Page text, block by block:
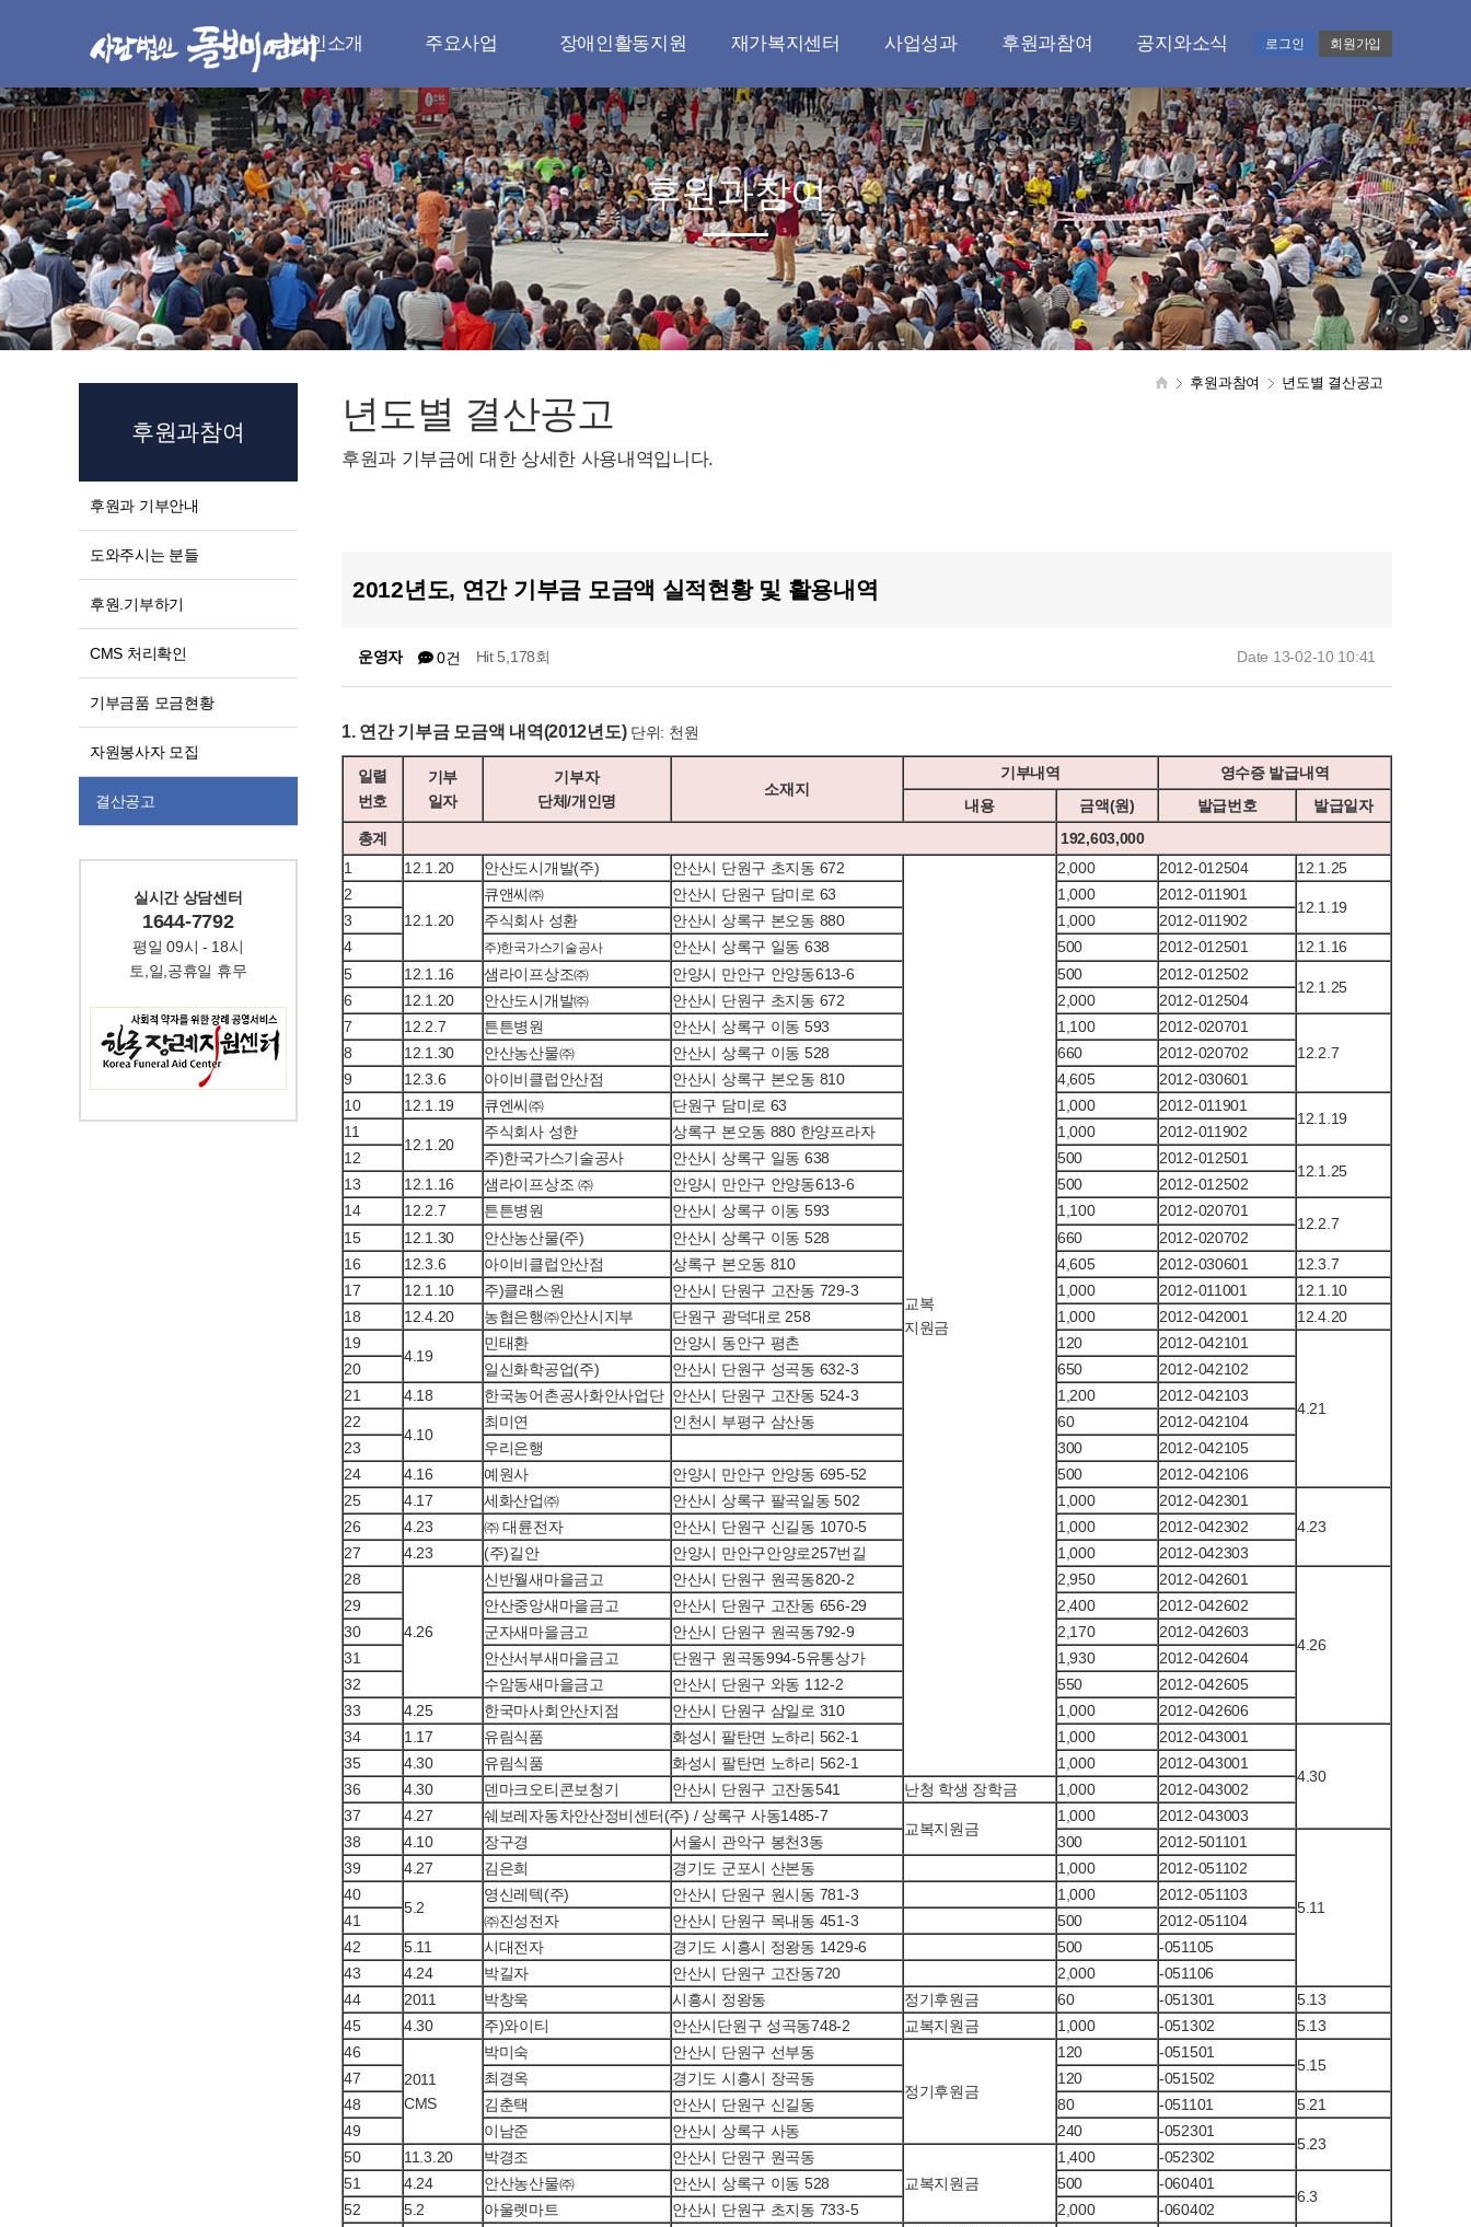
법인소개
법인소개
인사말
취지와 목적
법인 연혁
조직과 임원
로고와 시그니처
오시는 길
주요사업
주요사업
나눔실천사업
청소년 지원
다문화 지원
지역사회 연대
자원봉사정책
장례서비스.전문인양성
장애인활동지원
장애인활동지원
공지사항
자료실
갤러리
재가복지센터
재가복지센터
이용안내
오시는길
공지사항
자료실
갤러리
사업성과
나눔실천
무연고 장례지원
청소년 지원
다문화 지원
지역사회와 연대
정책연구와 교육
후원과참여
후원과 기부안내
도와주시는 분들
후원.기부하기
CMS 처리확인
기부금품 모금현황
자원봉사자 모집
결산공고
공지와소식
공지사항
언론보도실
감사편지
갤러리
영상홍보
자료실
로그인 회원가입
후원과참여 년도별 결산공고
후원과참여
후원과참여
후원과 기부안내
도와주시는 분들
후원.기부하기
CMS 처리확인
기부금품 모금현황
자원봉사자 모집
결산공고
실시간 상담센터
1644-7792
평일 09시 - 18시
토,일,공휴일 휴무
년도별 결산공고
후원과 기부금에 대한 상세한 사용내역입니다.
2012년도, 연간 기부금 모금액 실적현황 및 활용내역
운영자 0건 Hit 5,178회 Date 13-02-10 10:41
1. 연간 기부금 모금액 내역(2012년도)단위: 천원
일렬
번호
기부
일자
기부자
단체/개인명
소재지
기부내역
영수증 발급내역
내용
금액(원) 발급번호
발급일자
총계
192,603,000
1
12.1.20 안산도시개발(주) 안산시 단원구 초지동 672
교복
지원금
2,000 2012-012504
12.1.25
2
12.1.20
큐앤씨㈜ 안산시 단원구 담미로 63 1,000 2012-011901
12.1.19
3 주식회사 성환 안산시 상록구 본오동 880 1,000
2012-011902
4
주)한국가스기술공사 안산시 상록구 일동 638 500 2012-012501
12.1.16
5
12.1.16 샘라이프상조㈜ 안양시 만안구 안양동613-6 500 2012-012502
12.1.25
6 12.1.20 안산도시개발㈜ 안산시 단원구 초지동 672 2,000
2012-012504
7
12.2.7 튼튼병원 안산시 상록구 이동 593 1,100
2012-020701
12.2.7
8 12.1.30 안산농산물㈜ 안산시 상록구 이동 528 660
2012-020702
9
12.3.6 아이비클럽안산점 안산시 상록구 본오동 810 4,605
2012-030601
10
12.1.19 큐엔씨㈜ 단원구 담미로 63 1,000 2012-011901
12.1.19
11
12.1.20
주식회사 성한 상록구 본오동 880 한양프라자 1,000
2012-011902
12
주)한국가스기술공사 안산시 상록구 일동 638 500 2012-012501
12.1.25
13 12.1.16 샘라이프상조 ㈜ 안양시 만안구 안양동613-6 500
2012-012502
14
12.2.7 튼튼병원 안산시 상록구 이동 593 1,100 2012-020701
12.2.7
15
12.1.30 안산농산물(주) 안산시 상록구 이동 528 660
2012-020702
16
12.3.6 아이비클럽안산점 상록구 본오동 810 4,605 2012-030601
12.3.7
17
12.1.10 주)클래스원 안산시 단원구 고잔동 729-3 1,000 2012-011001
12.1.10
18
12.4.20 농협은행㈜안산시지부 단원구 광덕대로 258 1,000 2012-042001
12.4.20
19
4.19
민태환 안양시 동안구 평촌 120 2012-042101
4.21
20 일신화학공업(주) 안산시 단원구 성곡동 632-3 650
2012-042102
21
4.18 한국농어촌공사화안사업단 안산시 단원구 고잔동 524-3 1,200
2012-042103
22
4.10
최미연 인천시 부평구 삼산동 60
2012-042104
23
우리은행 300
2012-042105
24
4.16 예원사 안양시 만안구 안양동 695-52 500
2012-042106
25
4.17 세화산업㈜ 안산시 상록구 팔곡일동 502 1,000
2012-042301
4.23
26 4.23 ㈜ 대륜전자 안산시 단원구 신길동 1070-5 1,000
2012-042302
27
4.23 (주)길안 안양시 만안구안양로257번길 1,000
2012-042303
28
4.26
신반월새마을금고 안산시 단원구 원곡동820-2 2,950 2012-042601
4.26
29 안산중앙새마을금고 안산시 단원구 고잔동 656-29 2,400
2012-042602
30
군자새마을금고 안산시 단원구 원곡동792-9 2,170
2012-042603
31
안산서부새마을금고 단원구 원곡동994-5유통상가 1,930
2012-042604
32
수암동새마을금고 안산시 단원구 와동 112-2 550
2012-042605
33
4.25 한국마사회안산지점 안산시 단원구 삼일로 310 1,000
2012-042606
34
1.17 유림식품 화성시 팔탄면 노하리 562-1 1,000 2012-043001
4.30
35 4.30 유림식품 화성시 팔탄면 노하리 562-1 1,000
2012-043001
36
4.30 덴마크오티콘보청기 안산시 단원구 고잔동541 난청 학생 장학금 1,000
2012-043002
37
4.27 쉐보레자동차안산정비센터(주) / 상록구 사동1485-7
교복지원금
1,000
2012-043003
38
4.10 장구경 서울시 관악구 봉천3동 300 2012-501101
5.11
39 4.27 김은희 경기도 군포시 산본동 1,000
2012-051102
40
5.2
영신레텍(주) 안산시 단원구 원시동 781-3 1,000
2012-051103
41
㈜진성전자 안산시 단원구 목내동 451-3 500
2012-051104
42
5.11 시대전자 경기도 시흥시 정왕동 1429-6 500
-051105
43
4.24 박길자 안산시 단원구 고잔동720 2,000
-051106
44
2011 박창욱 시흥시 정왕동 정기후원금 60 -051301
5.13
45
4.30 주)와이티 안산시단원구 성곡동748-2 교복지원금 1,000 -051302
5.13
46
2011
CMS
박미숙 안산시 단원구 선부동
정기후원금
120 -051501
5.15
47 최경옥 경기도 시흥시 장곡동 120
-051502
48
김춘택 안산시 단원구 신길동 80 -051101
5.21
49
이남준 안산시 상록구 사동 240 -052301
5.23
50 11.3.20 박경조
안산시 단원구 원곡동
교복지원금
1,400
-052302
51
4.24 안산농산물㈜ 안산시 상록구 이동 528 500 -060401
6.3
52 5.2 아울렛마트 안산시 단원구 초지동 733-5 2,000 -060402